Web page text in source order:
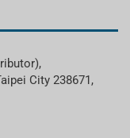
City 238671,